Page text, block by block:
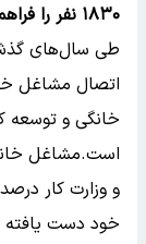
۱۸۳۰ نفر را فراهم کرده است.
طی سال‌های
اتصال مشاغل
خانگی و توسعه
است.مشاغل
و وزارت کار
خود دست یافته